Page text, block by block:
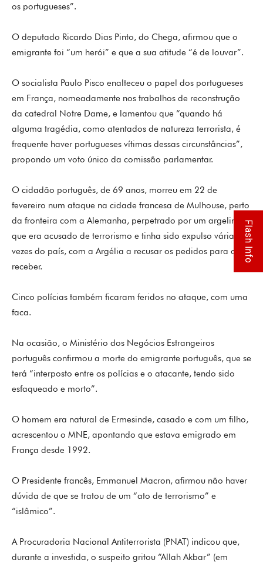
os portugueses”.
O deputado Ricardo Dias Pinto, do Chega, afirmou que o
emigrante foi “um herói” e que a sua atitude “é de louvar”.
O socialista Paulo Pisco enalteceu o papel dos portugueses
em França, nomeadamente nos trabalhos de reconstrução
da catedral Notre Dame, e lamentou que “quando há
alguma tragédia, como atentados de natureza terrorista, é
frequente haver portugueses vítimas dessas circunstâncias”,
propondo um voto único da comissão parlamentar.
O cidadão português, de 69 anos, morreu em 22 de
fevereiro num ataque na cidade francesa de Mulhouse, perto
da fronteira com a Alemanha, perpetrado por um argelino
que era acusado de terrorismo e tinha sido expulso várias
vezes do país, com a Argélia a recusar os pedidos para o
receber.
Cinco polícias também ficaram feridos no ataque, com uma
faca.
Na ocasião, o Ministério dos Negócios Estrangeiros
português confirmou a morte do emigrante português, que se
terá “interposto entre os polícias e o atacante, tendo sido
esfaqueado e morto”.
O homem era natural de Ermesinde, casado e com um filho,
acrescentou o MNE, apontando que estava emigrado em
França desde 1992.
O Presidente francês, Emmanuel Macron, afirmou não haver
dúvida de que se tratou de um “ato de terrorismo” e
“islâmico”.
A Procuradoria Nacional Antiterrorista (PNAT) indicou que,
durante a investida, o suspeito gritou “Allah Akbar” (em
Flash Info